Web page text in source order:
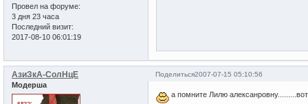
Провел на форуме:
3 дня 23 часа
Последний визит:
2017-08-10 06:01:19
Поделиться2007-07-15 05:10:56
АзиЗкА-СолНцЕ
Модерша
а помните Лилю